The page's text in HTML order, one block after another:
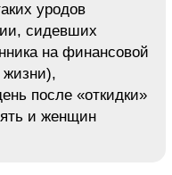
уродов
сидевших
на финансовой
жизни),
после «откидки»
и женщин